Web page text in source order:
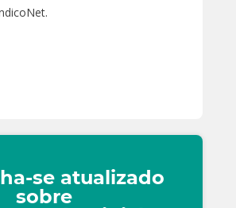
se atualizado
sobre